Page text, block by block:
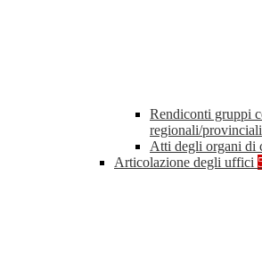
Rendiconti gruppi
regionali/provinciali
Atti degli organi di
Articolazione degli uffici